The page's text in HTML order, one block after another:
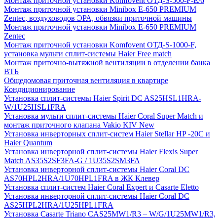
Монтаж приточной установки Minibox E-650 PREMIUM
Zentec, воздуховодов ЭРА, обвязки приточной машины
Монтаж приточной установки Minibox E-650 PREMIUM
Zentec
Монтаж приточной установки Komfovent ОТД-S-1000-F,
установка мульти сплит-системы Haier Free match
Монтаж приточно-вытяжной вентиляции в отделении банка
ВТБ
Общедомовая приточная вентиляция в квартире
Кондиционирование
Установка сплит-системы Haier Spirit DC AS25HSL1HRA-
W/1U25HSL1FRA
Установка мульти сплит-системы Haier Coral Super Match и
монтаж приточного клапана Vakio KIV New
Установка инверторных сплит-систем Haier Stellar HP -20С и
Haier Quantum
Установка инверторной сплит-системы Haier Flexis Super
Match AS35S2SF3FA-G / 1U35S2SM3FA
Установка инверторной сплит-системы Haier Coral DC
AS70HPL2HRA/1U70HPL1FRA в ЖК Клевер
Установка сплит-систем Haier Coral Expert и Casarte Eletto
Установка инверторной сплит-системы Haier Coral DC
AS25HPL2HRA/1U25HPL1FRA
Установка Casarte Triano CAS25MW1/R3 – W/G/1U25MW1/R3,